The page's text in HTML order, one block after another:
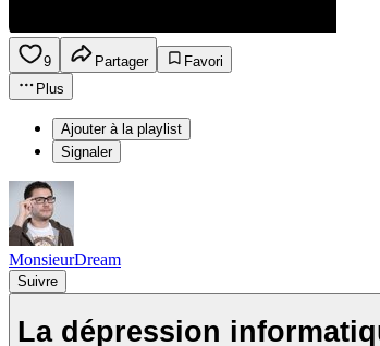
9 Partager
Favori
Plus
Ajouter à la playlist
Signaler
MonsieurDream
Suivre
La dépression